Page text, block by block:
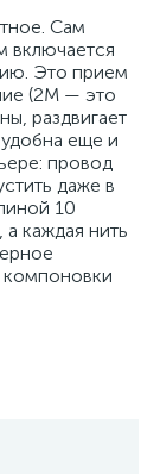
Сам
включается
Это прием
(2M — это
раздвигает
еще и
провод
даже в
10
каждая нить
компоновки